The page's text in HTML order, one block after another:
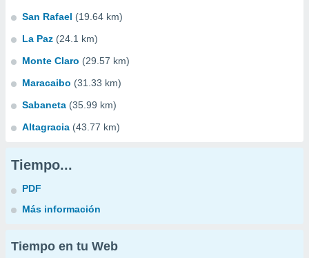
San Rafael (19.64 km)
La Paz (24.1 km)
Monte Claro (29.57 km)
Maracaibo (31.33 km)
Sabaneta (35.99 km)
Altagracia (43.77 km)
Tiempo...
PDF
Más información
Tiempo en tu Web